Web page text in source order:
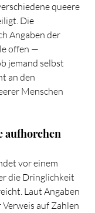
queere
Die
Angaben der
offen —
jemand selbst
an den
Menschen
aufhorchen
vor einem
die Dringlichkeit
Laut Angaben
auf Zahlen